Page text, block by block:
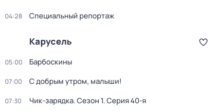
04:28 Специальный репортаж
Карусель
05:00 Барбоскины
07:00 С добрым утром, малыши!
07:30 Чик-зарядка. Сезон 1. Серия 40-я